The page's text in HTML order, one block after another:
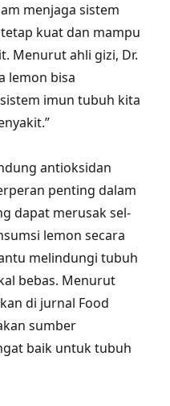
menjaga sistem
kuat dan mampu
Menurut ahli gizi, Dr.
lemon bisa
imun tubuh kita
antioksidan
penting dalam
dapat merusak sel-
lemon secara
melindungi tubuh
bebas. Menurut
di jurnal Food
sumber
baik untuk tubuh